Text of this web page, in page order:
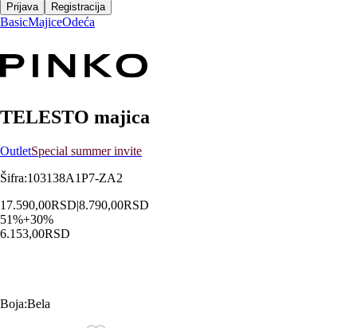
Prijava Registracija
BasicMajiceOdeća
TELESTO majica
OutletSpecial summer invite
Šifra:103138A1P7-ZA2
17.590,00RSD|8.790,00RSD
51%+30%
6.153,00RSD
Boja:Bela